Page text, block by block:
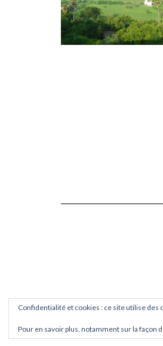
Confidentialité et cookies : ce site utilise des
Pour en savoir plus, notamment sur la façon